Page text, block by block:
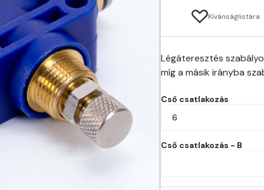
Kívánságlistára
Légáteresztés
míg a másik irányba
Cső csatlakozás
6
Cső csatlakozás - B